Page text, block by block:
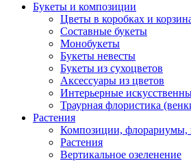
Букеты и композиции
Цветы в коробках и
Составные букеты
Монобукеты
Букеты невесты
Букеты из сухоцветов
Аксессуары из цветов
Интерьерные
Траурная флористика
Растения
Композиции, флорариумы,
Растения
Вертикальное озеленение